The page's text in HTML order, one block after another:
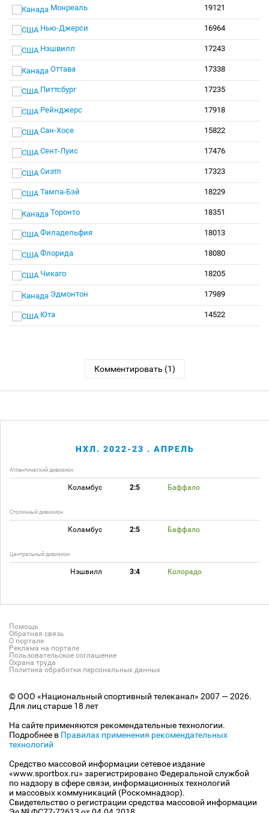
Монреаль 19121
Нью-Джерси 16964
Нэшвилл 17243
Оттава 17338
Питтсбург 17235
Рейнджерс 17918
Сан-Хосе 15822
Сент-Луис 17476
Сиэтл 17323
Тампа-Бэй 18229
Торонто 18351
Филадельфия 18013
Флорида 18080
Чикаго 18205
Эдмонтон 17989
Юта 14522
Комментировать (1)
НХЛ. 2022-23 . АПРЕЛЬ
Атлантический дивизион
Коламбус 2:5 Баффало
Столичный дивизион
Коламбус 2:5 Баффало
Центральный дивизион
Нэшвилл 3:4 Колорадо
Помощь
Обратная связь
О портале
Реклама на портале
Пользовательское соглашение
Охрана труда
Политика обработки персональных данных
© ООО «Национальный спортивный телеканал» 2007 — 2026.
Для лиц старше 18 лет
На сайте применяются рекомендательные технологии.
Подробнее в Правилах применения рекомендательных
технологий
Средство массовой информации сетевое издание
«www.sportbox.ru» зарегистрировано Федеральной службой
по надзору в сфере связи, информационных технологий
и массовых коммуникаций (Роскомнадзор).
Свидетельство о регистрации средства массовой информации